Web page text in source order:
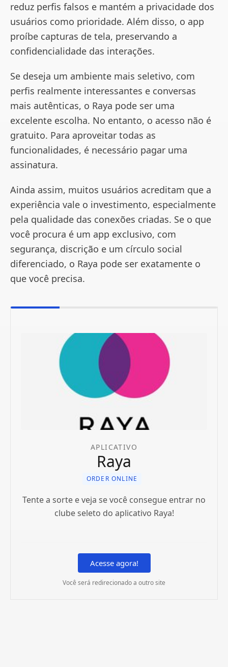
reduz perfis falsos e mantém a privacidade dos
usuários como prioridade. Além disso, o app
proíbe capturas de tela, preservando a
confidencialidade das interações.
Se deseja um ambiente mais seletivo, com
perfis realmente interessantes e conversas
mais autênticas, o Raya pode ser uma
excelente escolha. No entanto, o acesso não é
gratuito. Para aproveitar todas as
funcionalidades, é necessário pagar uma
assinatura.
Ainda assim, muitos usuários acreditam que a
experiência vale o investimento, especialmente
pela qualidade das conexões criadas. Se o que
você procura é um app exclusivo, com
segurança, discrição e um círculo social
diferenciado, o Raya pode ser exatamente o
que você precisa.
APLICATIVO
Raya
ORDER ONLINE
Tente a sorte e veja se você consegue entrar no
clube seleto do aplicativo Raya!
Acesse agora!
Você será redirecionado a outro site